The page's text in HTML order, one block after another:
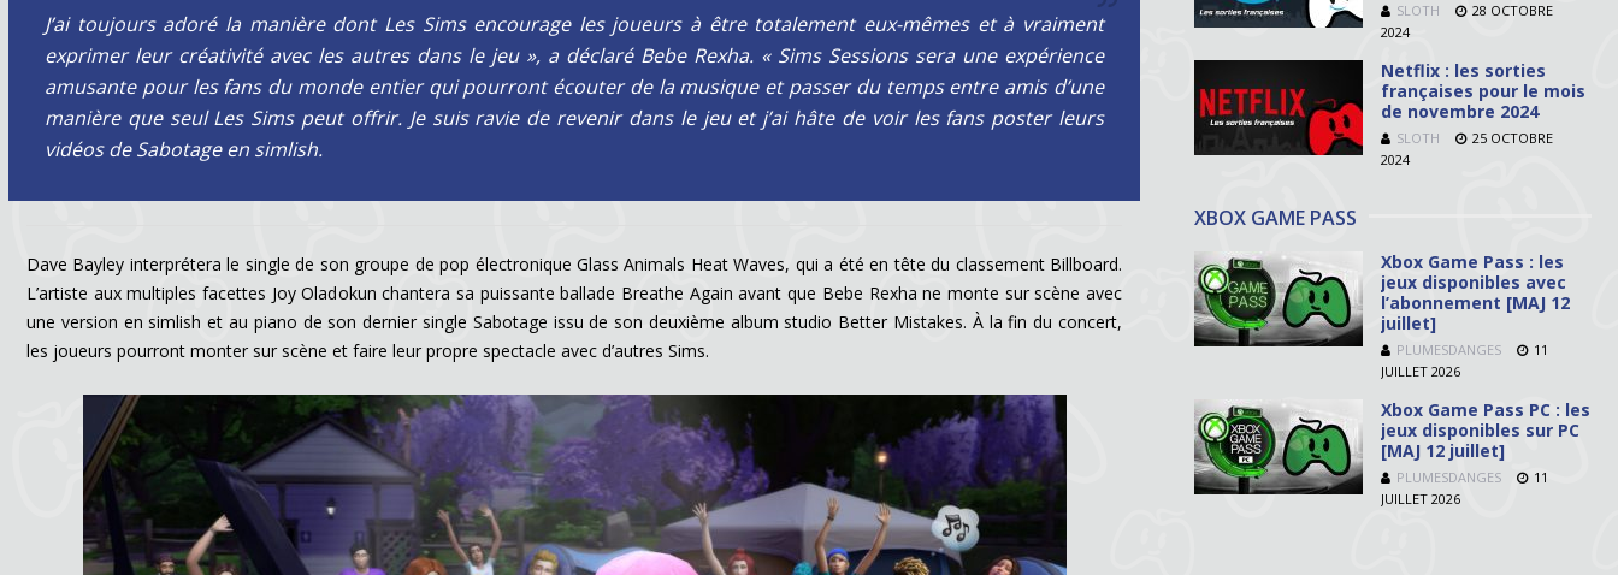
J’ai toujours adoré la manière dont Les Sims encourage les joueurs à être totalement eux-mêmes et à vraiment
exprimer leur créativité avec les autres dans le jeu », a déclaré Bebe Rexha. « Sims Sessions sera une expérience
amusante pour les fans du monde entier qui pourront écouter de la musique et passer du temps entre amis d’une
manière que seul Les Sims peut offrir. Je suis ravie de revenir dans le jeu et j’ai hâte de voir les fans poster leurs
vidéos de Sabotage en simlish.
Dave Bayley interprétera le single de son groupe de pop électronique Glass Animals Heat Waves, qui a été en tête du classement Billboard.
L’artiste aux multiples facettes Joy Oladokun chantera sa puissante ballade Breathe Again avant que Bebe Rexha ne monte sur scène avec
une version en simlish et au piano de son dernier single Sabotage issu de son deuxième album studio Better Mistakes. À la fin du concert,
les joueurs pourront monter sur scène et faire leur propre spectacle avec d’autres Sims.
SLOTH
28 OCTOBRE
2024
Netflix : les sorties
françaises pour le mois
de novembre 2024
SLOTH
25 OCTOBRE
2024
XBOX GAME PASS
Xbox Game Pass : les
jeux disponibles avec
l’abonnement [MAJ 12
juillet]
PLUMESDANGES
11
JUILLET 2026
Xbox Game Pass PC : les
jeux disponibles sur PC
[MAJ 12 juillet]
PLUMESDANGES
11
JUILLET 2026